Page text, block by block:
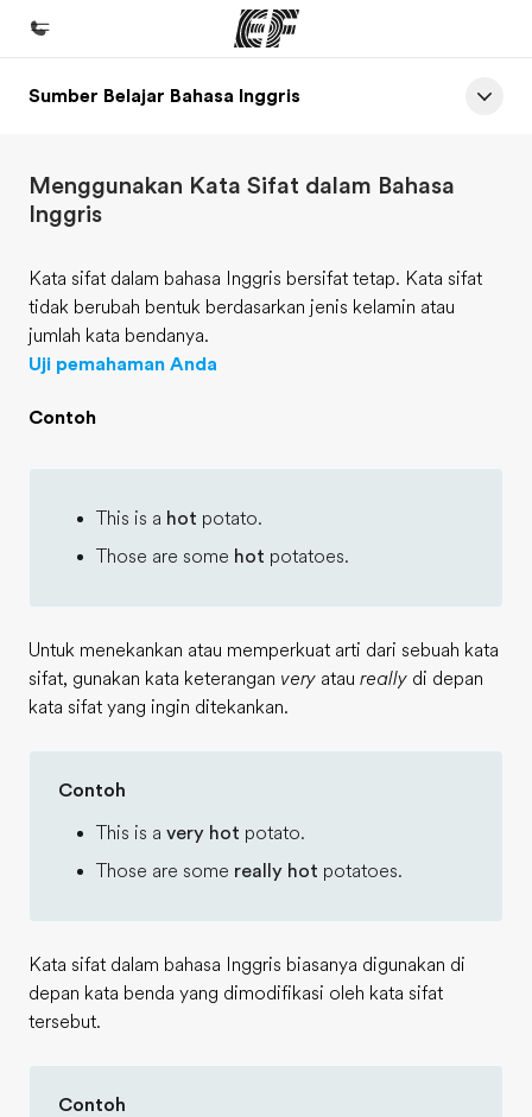
Beranda
Daftar program
Kantor dan sekolah
Tentang kami
Cerita kami
Sumber Belajar Bahasa Inggris
Menggunakan Kata Sifat dalam Bahasa
Inggris
Kata sifat dalam bahasa Inggris bersifat tetap. Kata sifat
tidak berubah bentuk berdasarkan jenis kelamin atau
jumlah kata bendanya.
Uji pemahaman Anda
Contoh
This is a hot potato.
Those are some hot potatoes.
Untuk menekankan atau memperkuat arti dari sebuah kata
sifat, gunakan kata keterangan very atau really di depan
kata sifat yang ingin ditekankan.
Contoh
This is a very hot potato.
Those are some really hot potatoes.
Kata sifat dalam bahasa Inggris biasanya digunakan di
depan kata benda yang dimodifikasi oleh kata sifat
tersebut.
Contoh